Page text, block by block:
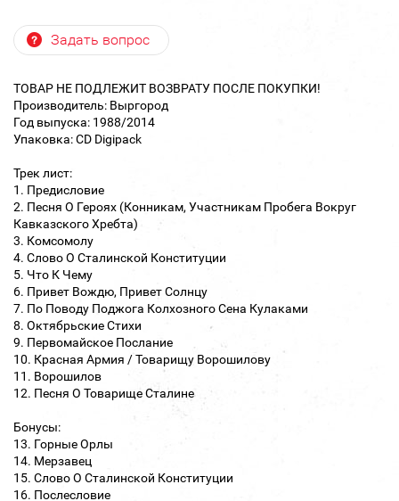
Задать вопрос
ТОВАР НЕ ПОДЛЕЖИТ ВОЗВРАТУ ПОСЛЕ ПОКУПКИ!
Производитель: Выргород
Год выпуска: 1988/2014
Упаковка: CD Digipack
Трек лист:
1. Предисловие
2. Песня О Героях (Конникам, Участникам Пробега Вокруг
Кавказского Хребта)
3. Комсомолу
4. Слово О Сталинской Конституции
5. Что К Чему
6. Привет Вождю, Привет Солнцу
7. По Поводу Поджога Колхозного Сена Кулаками
8. Октябрьские Стихи
9. Первомайское Послание
10. Красная Армия / Товарищу Ворошилову
11. Ворошилов
12. Песня О Товарище Сталине
Бонусы:
13. Горные Орлы
14. Мерзавец
15. Слово О Сталинской Конституции
16. Послесловие